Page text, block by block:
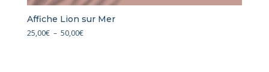
Affiche Lion sur Mer
25,00€ – 50,00€Plage